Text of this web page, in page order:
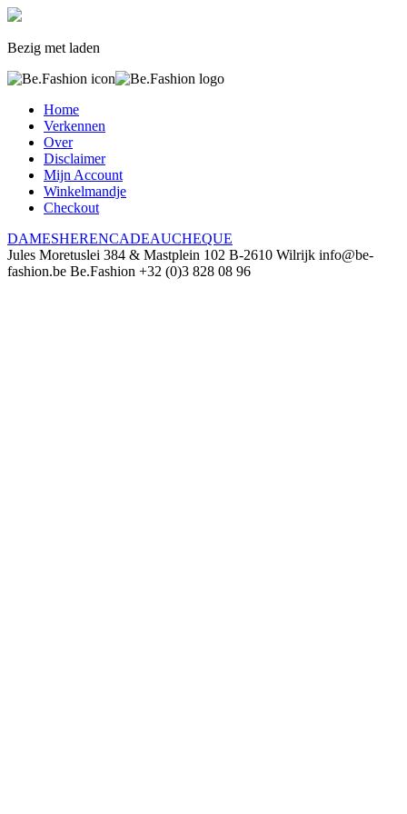
Bezig met laden
Home
Verkennen
Over
Disclaimer
Mijn Account
Winkelmandje
Checkout
DAMESHERENCADEAUCHEQUE
Jules Moretuslei 384 & Mastplein 102 B-2610 Wilrijk info@be-
fashion.be Be.Fashion +32 (0)3 828 08 96